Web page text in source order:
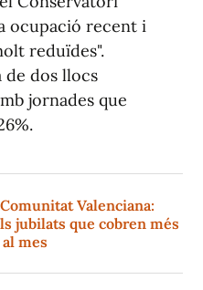
ocupació recent i
reduïdes".
dos llocs
jornades que
Valenciana:
jubilats que cobren més
mes